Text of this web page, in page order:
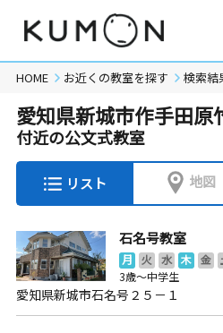
HOME お近くの教室を探す 検索結
愛知県新城市作手田原
付近の公文式教室
リスト 地図
石名号教室
月 火 水 木 金
3歳～中学生
愛知県新城市石名号２５－１